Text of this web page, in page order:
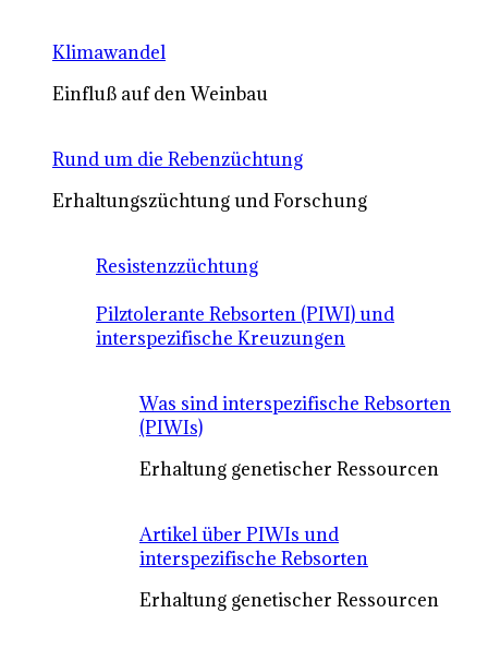
Klimawandel
Einfluß auf den Weinbau
Rund um die Rebenzüchtung
Erhaltungszüchtung und Forschung
Resistenzzüchtung
Pilztolerante Rebsorten (PIWI) und
interspezifische Kreuzungen
Was sind interspezifische Rebsorten
(PIWIs)
Erhaltung genetischer Ressourcen
Artikel über PIWIs und
interspezifische Rebsorten
Erhaltung genetischer Ressourcen